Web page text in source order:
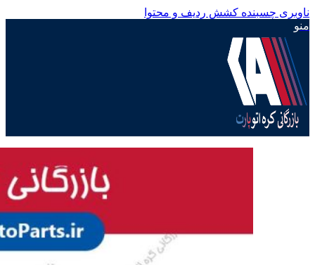
ناوبری چسبنده کشش ردیف و محتوا
منو